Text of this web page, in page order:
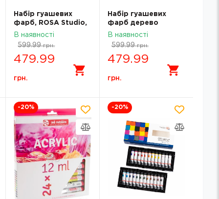
Набір гуашевих
фарб, ROSA Studio,
12*40мл 221541
В наявності
599.99 грн.
479.99
грн.
Набір гуашевих
фарб дерево
CLASSIC ROSA
221545
В наявності
599.99 грн.
479.99
грн.
-20% -20%